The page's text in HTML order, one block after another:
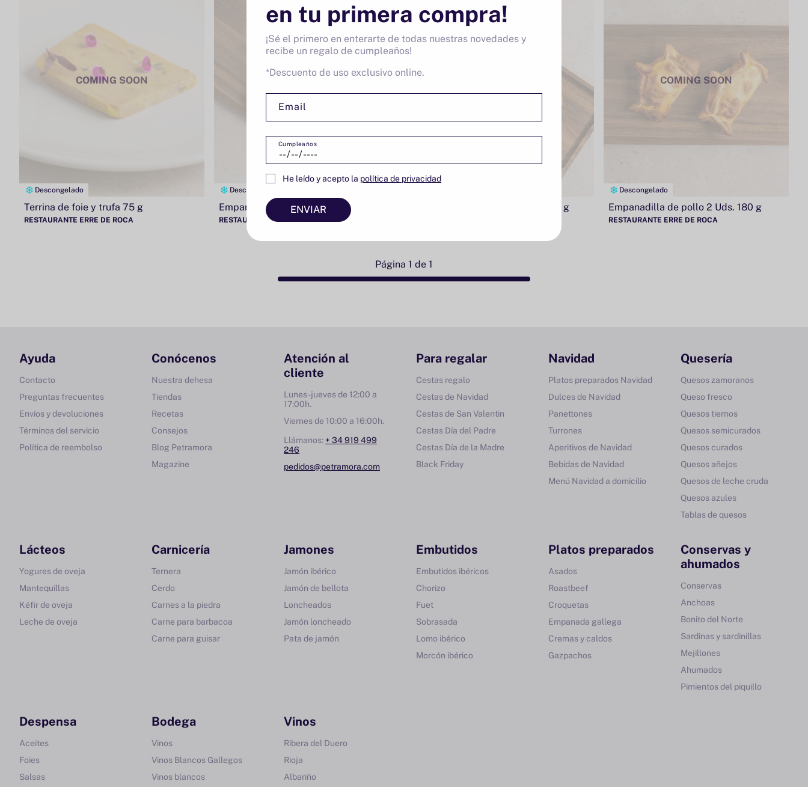
COMING SOON
Descongelado
Terrina de foie y trufa 75 g
RESTAURANTE ERRE DE ROCA
Descongelado
Empanadilla criolla 2 Uds. 180 g
RESTAURANTE ERRE DE ROCA
Empanadilla de carne 2 Uds. 180 g
COMING SOON
Descongelado
Empanadilla de pollo 2 Uds. 180 g
RESTAURANTE ERRE DE ROCA
Página 1 de 1
Ayuda
Contacto
Preguntas frecuentes
Envíos y devoluciones
Términos del servicio
Política de reembolso
Conócenos
Nuestra dehesa
Tiendas
Recetas
Consejos
Blog Petramora
Magazine
Atención al
cliente
Lunes-jueves de 12:00 a
17:00h.
Viernes de 10:00 a 16:00h.
Llámanos: + 34 919 499
246
pedidos@petramora.com
Para regalar
Cestas regalo
Cestas de Navidad
Cestas de San Valentin
Cestas Día del Padre
Cestas Día de la Madre
Black Friday
Navidad
Platos preparados Navidad
Dulces de Navidad
Panettones
Turrones
Aperitivos de Navidad
Bebidas de Navidad
Menú Navidad a domicilio
Quesería
Quesos zamoranos
Queso fresco
Quesos tiernos
Quesos semicurados
Quesos curados
Quesos añejos
Quesos de leche cruda
Quesos azules
Tablas de quesos
Lácteos
Yogures de oveja
Mantequillas
Kéfir de oveja
Leche de oveja
Carnicería
Ternera
Cerdo
Carnes a la piedra
Carne para barbacoa
Carne para guisar
Jamones
Jamón ibérico
Jamón de bellota
Loncheados
Jamón loncheado
Pata de jamón
Embutidos
Embutidos ibéricos
Chorizo
Fuet
Sobrasada
Lomo ibérico
Morcón ibérico
Platos preparados
Asados
Roastbeef
Croquetas
Empanada gallega
Cremas y caldos
Gazpachos
Conservas y
ahumados
Conservas
Anchoas
Bonito del Norte
Sardinas y sardinillas
Mejillones
Ahumados
Pimientos del piquillo
Despensa
Aceites
Foies
Salsas
Bodega
Vinos
Vinos Blancos Gallegos
Vinos blancos
Vinos
Ribera del Duero
Rioja
Albariño
en tu primera compra!
¡Sé el primero en enterarte de todas nuestras novedades y
recibe un regalo de cumpleaños!
*Descuento de uso exclusivo online.
Email
Cumpleaños
He leído y acepto la política de privacidad
ENVIAR